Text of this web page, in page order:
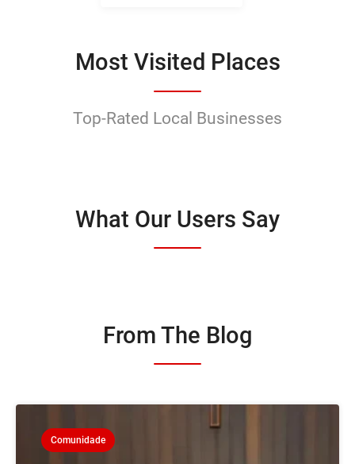
Most Visited Places
Top-Rated Local Businesses
What Our Users Say
From The Blog
Comunidade